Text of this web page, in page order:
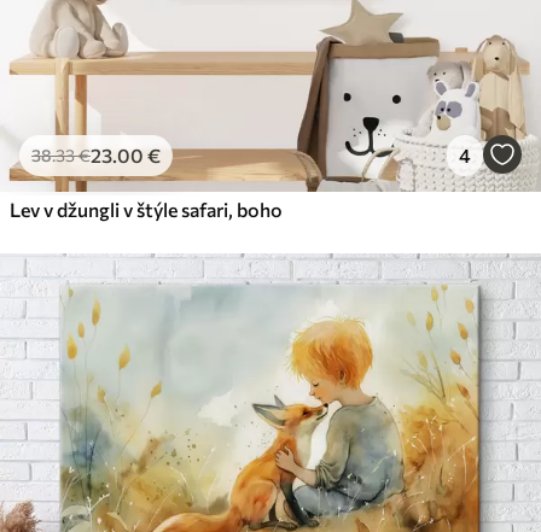
38.33€23.00 € 4
Lev v džungli v štýle safari, boho